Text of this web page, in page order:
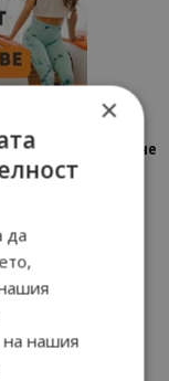
– Изживяване
градът на
– град на
×
да
на нашия